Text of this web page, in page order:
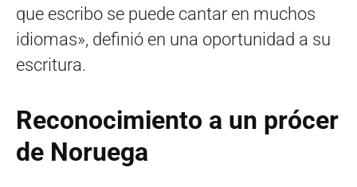
que escribo se puede cantar en muchos
idiomas», definió en una oportunidad a su
escritura.
Reconocimiento a un prócer
de Noruega